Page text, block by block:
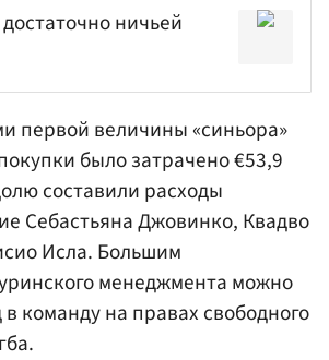
ничьей
первой величины «синьора»
было затрачено €53,9
составили расходы
Себастьяна Джовинко, Квадво
Исла. Большим
менеджмента можно
команду на правах свободного
.